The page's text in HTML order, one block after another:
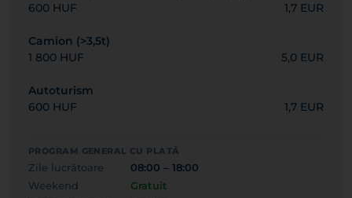
600 HUF
1,7 EUR
Camion (>3,5t)
1 800 HUF
5,0 EUR
Autoturism
600 HUF
1,7 EUR
PROGRAM GENERAL CU PLATĂ
Zile lucrătoare
08:00 – 18:00
Weekend
Gratuit